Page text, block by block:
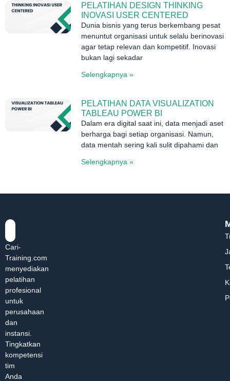
PELATIHAN DESIGN THINKING
INOVASI USER CENTERED
Dunia bisnis yang terus berkembang pesat
menuntut organisasi untuk selalu berinovasi
agar tetap relevan dan kompetitif. Inovasi
bukan lagi sekadar
Selengkapnya »
PELATIHAN DATA VISUALIZATION
TABLEAU POWER BI
Dalam era digital saat ini, data menjadi aset
berharga bagi setiap organisasi. Namun,
data mentah sering kali sulit dipahami dan
Selengkapnya »
Cari-
Training.com
menyediakan
pelatihan
profesional
untuk
perusahaan
dan
instansi.
Tingkatkan
kompetensi
tim
Anda